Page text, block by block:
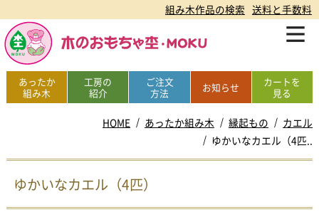
組み木作品の検索 送料と手数料
あったか
組み木
工房の
紹介
ご注文
方法
お知らせ
カートを
見る
HOME あったか組み木 縁起もの
カエル
ゆかいなカエル（4匹..
ゆかいなカエル（4匹）